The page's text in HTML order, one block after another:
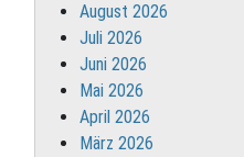
August 2026
Juli 2026
Juni 2026
Mai 2026
April 2026
März 2026